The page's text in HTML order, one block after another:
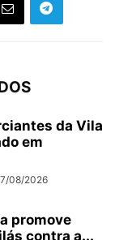
da Vila
em
08/2026
promove
contra a...